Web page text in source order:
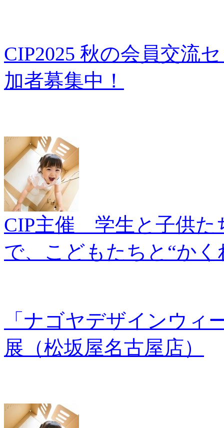
CIP2025 秋の会員交流
加者募集中！
CIP主催 学生と子供た
で、こどもたちと“か
「ナゴヤデザインウィ
展（松坂屋名古屋店）